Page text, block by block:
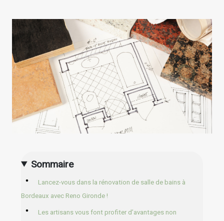
Sommaire
Lancez-vous dans la rénovation de salle de bains à
Bordeaux avec Reno Gironde !
Les artisans vous font profiter d’avantages non